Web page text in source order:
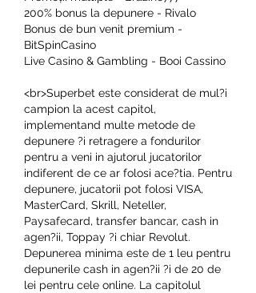
200% bonus la depunere - Rivalo
Bonus de bun venit premium -
BitSpinCasino
Live Casino & Gambling - Booi Cassino
<br>Superbet este considerat de mul?i
campion la acest capitol,
implementand multe metode de
depunere ?i retragere a fondurilor
pentru a veni in ajutorul jucatorilor
indiferent de ce ar folosi ace?tia. Pentru
depunere, jucatorii pot folosi VISA,
MasterCard, Skrill, Neteller,
Paysafecard, transfer bancar, cash in
agen?ii, Toppay ?i chiar Revolut.
Depunerea minima este de 1 leu pentru
depunerile cash in agen?ii ?i de 20 de
lei pentru cele online. La capitolul